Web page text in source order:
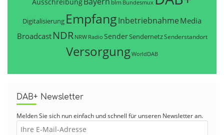
Ausschreibung blm Bundesmux
Digitalisierung EmpfangInbetriebnahme Media
Broadcast NDR NRW Radio SenderSendernetzSenderstandort
VersorgungWorldDAB
DAB+ Newsletter
Melden Sie sich nun einfach und schnell für unseren Newsletter an.